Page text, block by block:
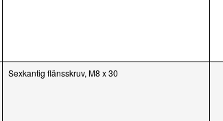
Sexkantig flänsskruv, M8 x 30